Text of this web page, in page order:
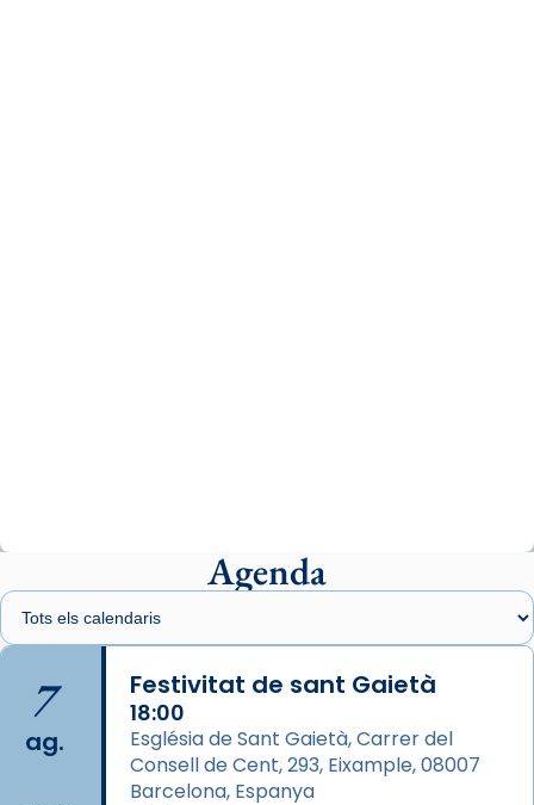
presidit aquest 27 de juliol la missa de Les
Santes de Mataró.
🔗
📸 J. Merino
Photo
View on Facebook · Share
Agenda
7
ag.
Festivitat de sant Gaietà
18:00
Església de Sant Gaietà, Carrer del
Consell de Cent, 293, Eixample, 08007
Barcelona, Espanya